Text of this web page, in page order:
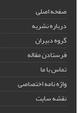
صفحه اصلی
درباره نشریه
گروه دبیران
فرستادن مقاله
تماس با ما
واژه نامه اختصاصی
نقشه سایت